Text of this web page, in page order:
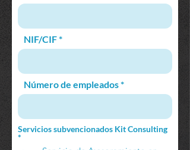
NIF/CIF
Número de empleados
Servicios subvencionados Kit Consulting
*